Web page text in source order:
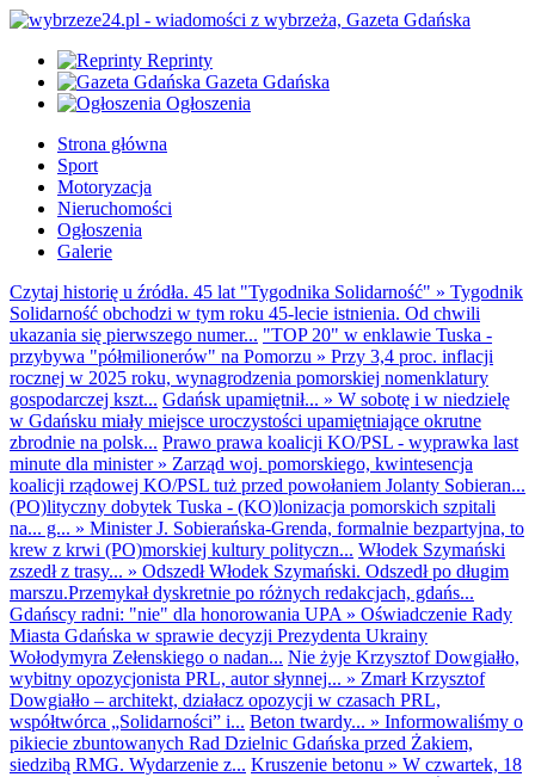
Reprinty
Gazeta Gdańska
Ogłoszenia
Strona główna
Sport
Motoryzacja
Nieruchomości
Ogłoszenia
Galerie
Czytaj historię u źródła. 45 lat "Tygodnika Solidarność" » Tygodnik
Solidarność obchodzi w tym roku 45-lecie istnienia. Od chwili
ukazania się pierwszego numer... "TOP 20" w enklawie Tuska -
przybywa "półmilionerów" na Pomorzu » Przy 3,4 proc. inflacji
rocznej w 2025 roku, wynagrodzenia pomorskiej nomenklatury
gospodarczej kszt... Gdańsk upamiętnił... » W sobotę i w niedzielę
w Gdańsku miały miejsce uroczystości upamiętniające okrutne
zbrodnie na polsk... Prawo prawa koalicji KO/PSL - wyprawka last
minute dla minister» Zarząd woj. pomorskiego, kwintesencja
koalicji rządowej KO/PSL tuż przed powołaniem Jolanty Sobieran...
(PO)lityczny dobytek Tuska - (KO)lonizacja pomorskich szpitali
na... g... » Minister J. Sobierańska-Grenda, formalnie bezpartyjna, to
krew z krwi (PO)morskiej kultury polityczn... Włodek Szymański
zszedł z trasy... » Odszedł Włodek Szymański. Odszedł po długim
marszu.Przemykał dyskretnie po różnych redakcjach, gdańs...
Gdańscy radni: "nie" dla honorowania UPA » Oświadczenie Rady
Miasta Gdańska w sprawie decyzji Prezydenta Ukrainy
Wołodymyra Zełenskiego o nadan... Nie żyje Krzysztof Dowgiałło,
wybitny opozycjonista PRL, autor słynnej... » Zmarł Krzysztof
Dowgiałło – architekt, działacz opozycji w czasach PRL,
współtwórca „Solidarności” i... Beton twardy... » Informowaliśmy o
pikiecie zbuntowanych Rad Dzielnic Gdańska przed Żakiem,
siedzibą RMG. Wydarzenie z... Kruszenie betonu » W czwartek, 18